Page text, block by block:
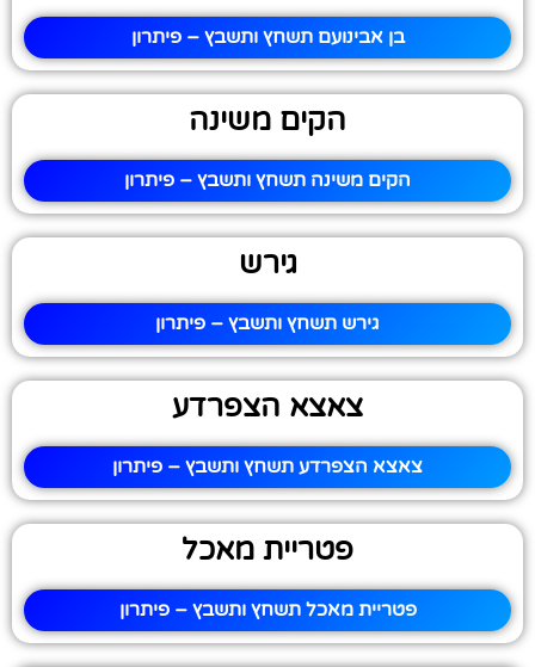
בן אבינועם תשחץ ותשבץ – פיתרון
הקים משינה
הקים משינה תשחץ ותשבץ – פיתרון
גירש
גירש תשחץ ותשבץ – פיתרון
צאצא הצפרדע
צאצא הצפרדע תשחץ ותשבץ – פיתרון
פטריית מאכל
פטריית מאכל תשחץ ותשבץ – פיתרון